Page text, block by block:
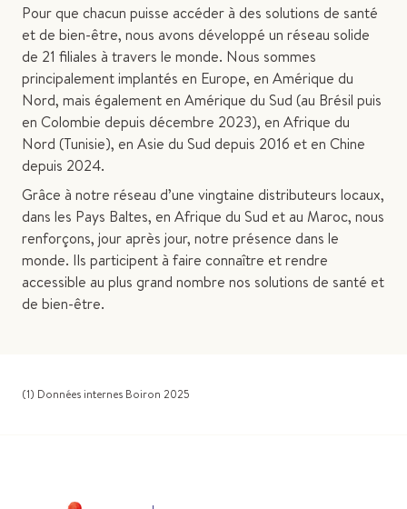
Pour que chacun puisse accéder à des solutions de santé
et de bien-être, nous avons développé un réseau solide
de 21 filiales à travers le monde. Nous sommes
principalement implantés en Europe, en Amérique du
Nord, mais également en Amérique du Sud (au Brésil puis
en Colombie depuis décembre 2023), en Afrique du
Nord (Tunisie), en Asie du Sud depuis 2016 et en Chine
depuis 2024.
Grâce à notre réseau d’une vingtaine distributeurs locaux,
dans les Pays Baltes, en Afrique du Sud et au Maroc, nous
renforçons, jour après jour, notre présence dans le
monde. Ils participent à faire connaître et rendre
accessible au plus grand nombre nos solutions de santé et
de bien-être.
(1) Données internes Boiron 2025